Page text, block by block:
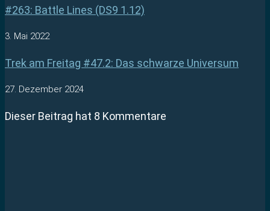
#263: Battle Lines (DS9 1.12)
3. Mai 2022
Trek am Freitag #47.2: Das schwarze Universum
27. Dezember 2024
Dieser Beitrag hat 8 Kommentare